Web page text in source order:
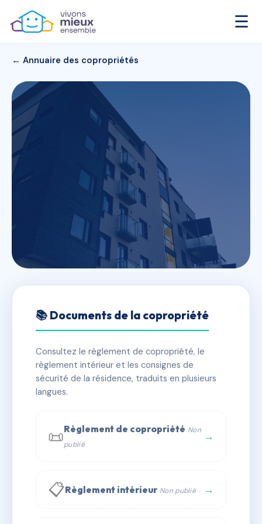
☰
← Annuaire des copropriétés
LES GRANGES DE
L'EPINETTE
📍 Station de VALLANDRY, 73210 LANDRY
✓ Immatriculée 🏠 127 lots 🏗 1 bâtiment(s)
📞 Contacter Syndic Digital 💬 WhatsApp
✉ Email
📚 Documents de la copropriété
Consultez le règlement de copropriété, le
règlement intérieur et les consignes de
sécurité de la résidence, traduits en plusieurs
langues.
📜Règlement de copropriété Non
publié
→
📋Règlement intérieur Non publié →